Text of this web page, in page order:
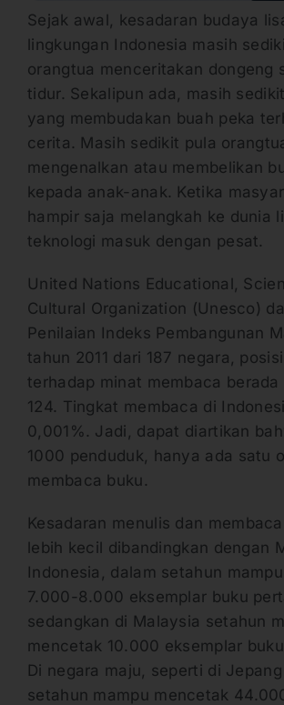
Sejak awal, kesadaran budaya
lingkungan Indonesia masih
orangtua menceritakan dongeng
tidur. Sekalipun ada, masih
yang membudakan buah peka
cerita. Masih sedikit pula
mengenalkan atau membelikan
kepada anak-anak. Ketika
hampir saja melangkah ke dunia
teknologi masuk dengan pesat.
United Nations Educational,
Cultural Organization (Unesco)
Penilaian Indeks Pembangunan
tahun 2011 dari 187 negara,
terhadap minat membaca berada
124. Tingkat membaca di
0,001%. Jadi, dapat diartikan
1000 penduduk, hanya ada satu
membaca buku.
Kesadaran menulis dan
lebih kecil dibandingkan dengan
Indonesia, dalam setahun
7.000-8.000 eksemplar buku
sedangkan di Malaysia setahun
mencetak 10.000 eksemplar
Di negara maju, seperti di
setahun mampu mencetak